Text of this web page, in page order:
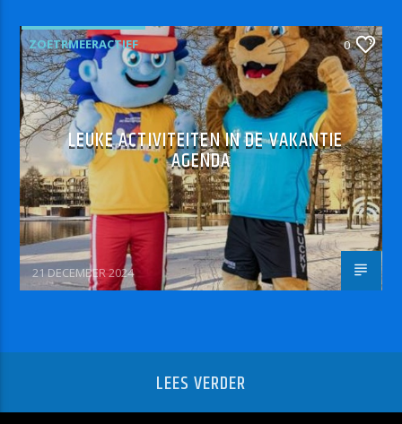
ZOETRMEERACTIEF 0
LEUKE ACTIVITEITEN IN DE VAKANTIE
AGENDA
21 DECEMBER 2024
LEES VERDER